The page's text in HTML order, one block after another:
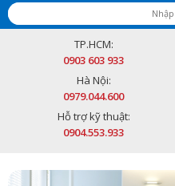
TP.HCM:
0903 603 933
Hà Nội:
0979.044.600
Hỗ trợ kỹ thuật:
0904.553.933